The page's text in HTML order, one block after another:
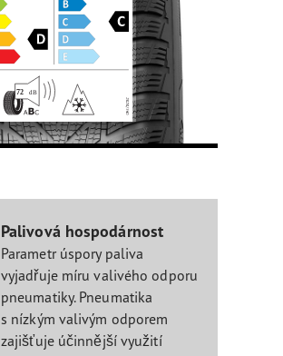
Palivová hospodárnost
Parametr úspory paliva
vyjadřuje míru valivého odporu
pneumatiky. Pneumatika
s nízkým valivým odporem
zajišťuje účinnější využití